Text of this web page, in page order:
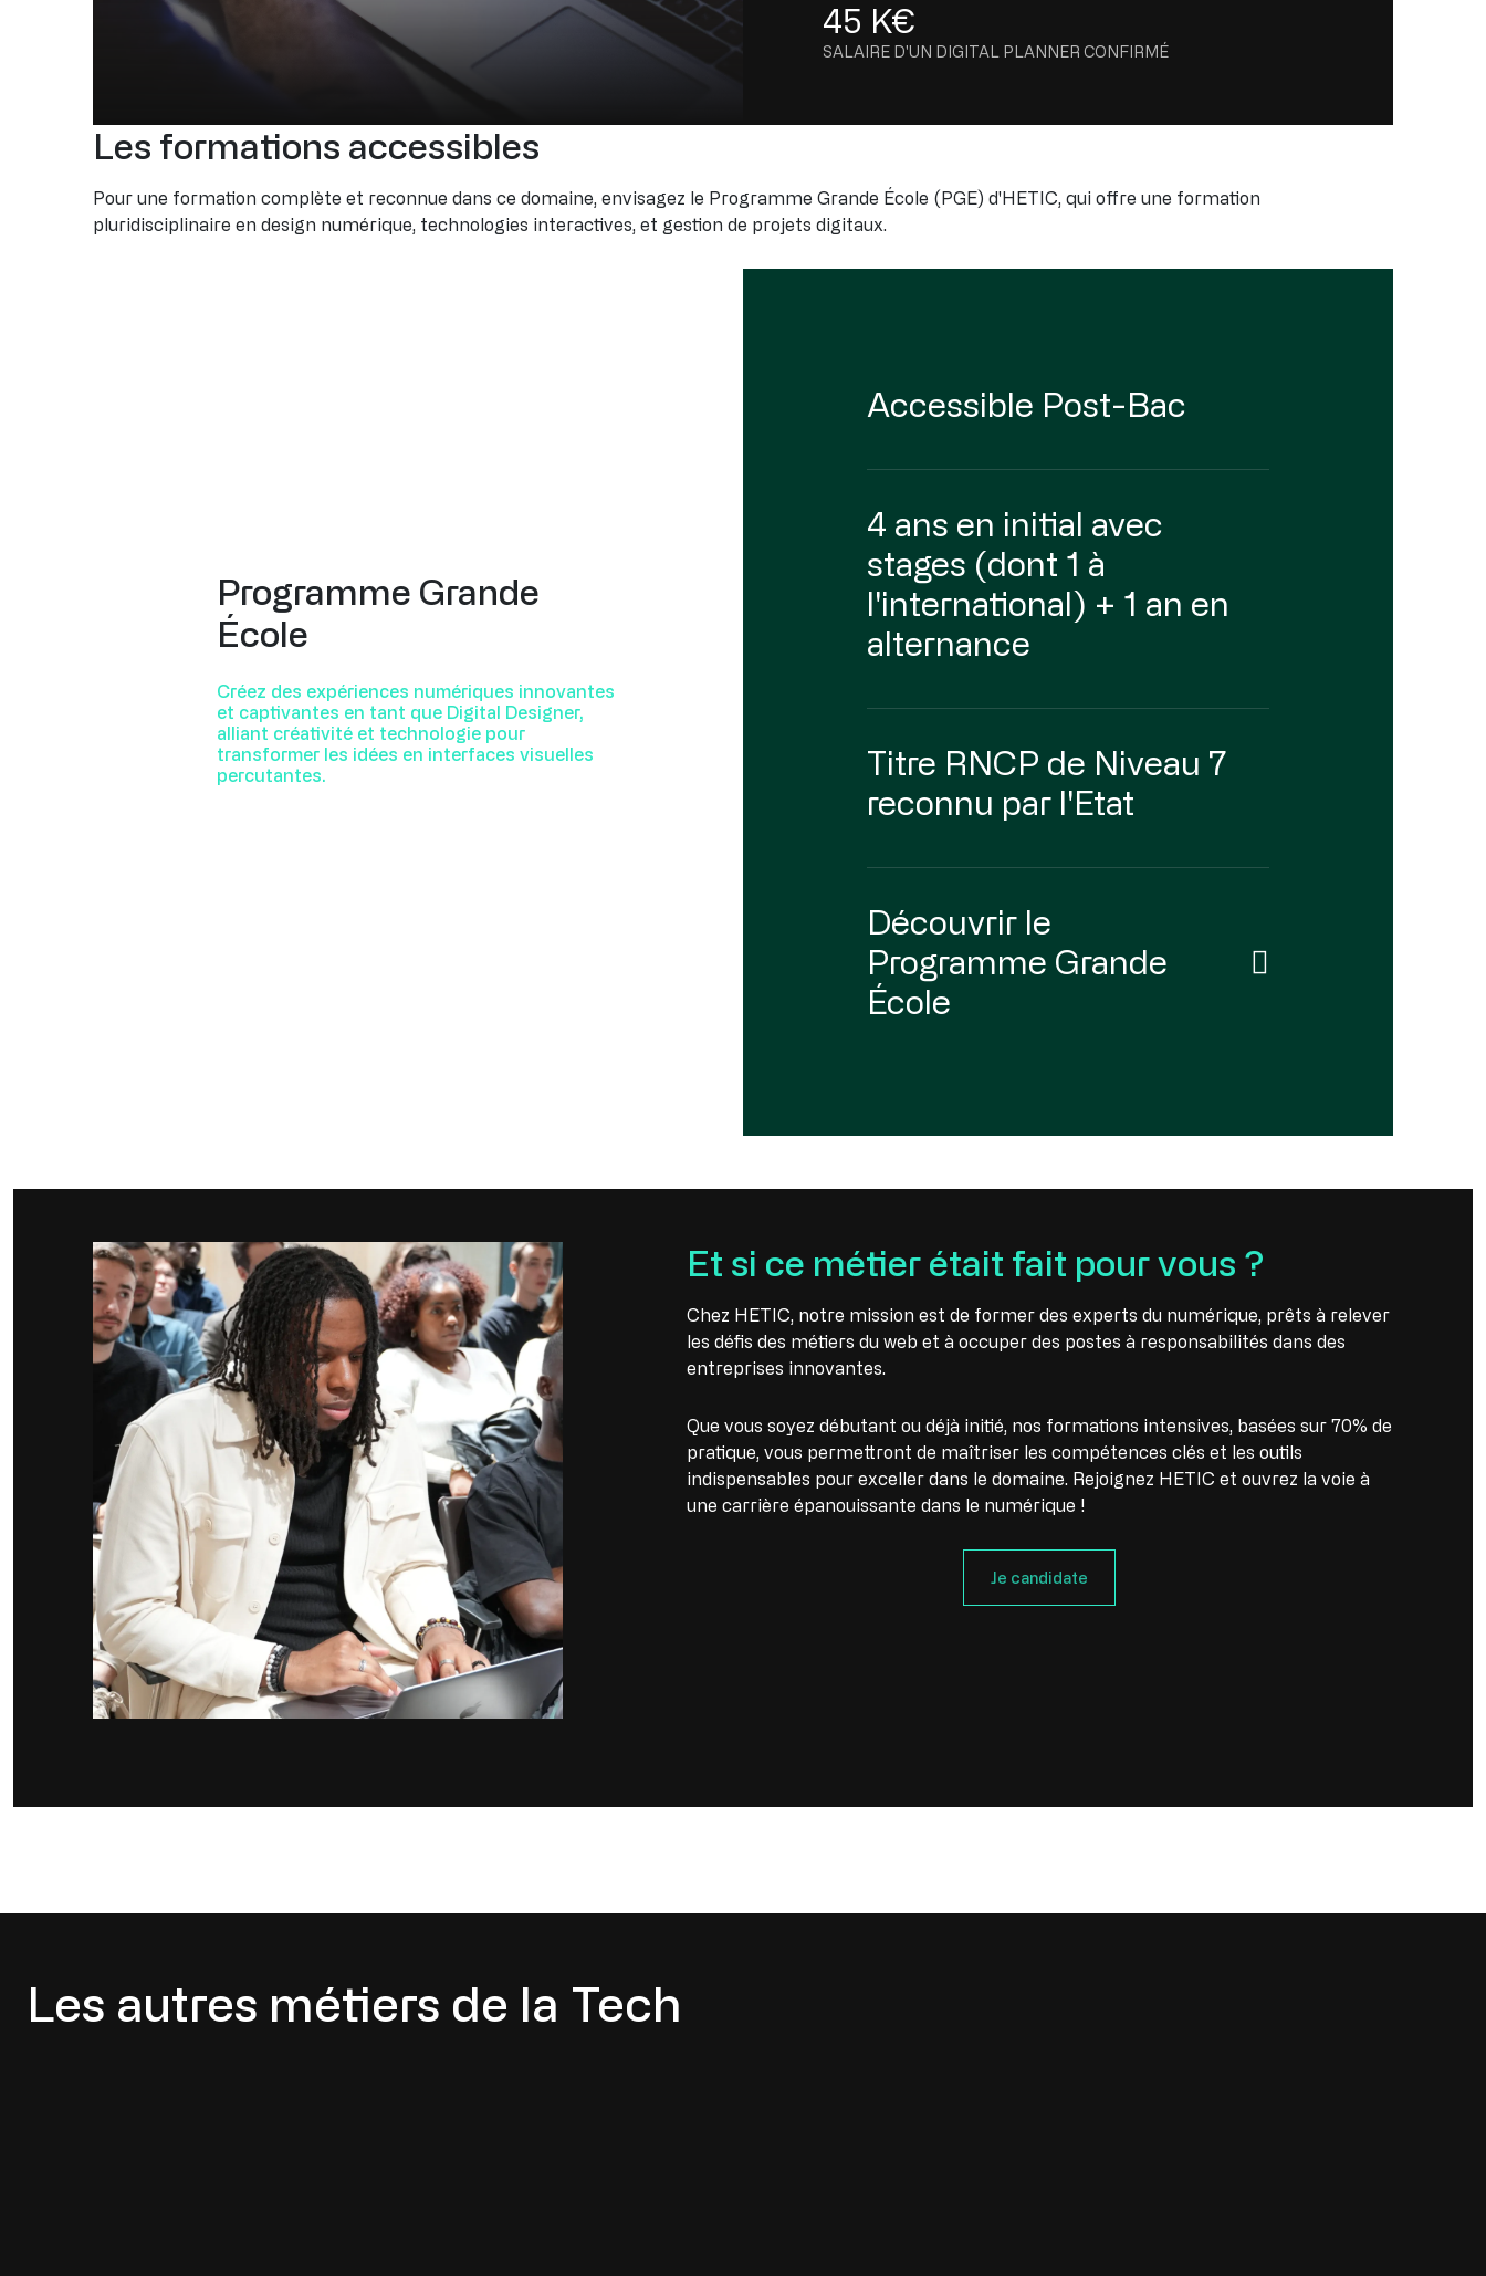
Le salaire d'un Digital Designer
45 K€
SALAIRE D'UN DIGITAL PLANNER CONFIRMÉ
Les formations accessibles
Pour une formation complète et reconnue dans ce domaine, envisagez le Programme Grande École (PGE) d'HETIC, qui offre une formation
pluridisciplinaire en design numérique, technologies interactives, et gestion de projets digitaux.
Programme Grande
École
Créez des expériences numériques innovantes
et captivantes en tant que Digital Designer,
alliant créativité et technologie pour
transformer les idées en interfaces visuelles
percutantes.
Accessible Post-Bac
4 ans en initial avec
stages (dont 1 à
l'international) + 1 an en
alternance
Titre RNCP de Niveau 7
reconnu par l'Etat
Découvrir le
Programme Grande
École
Et si ce métier était fait pour vous ?
Chez HETIC, notre mission est de former des experts du numérique, prêts à relever
les défis des métiers du web et à occuper des postes à responsabilités dans des
entreprises innovantes.
Que vous soyez débutant ou déjà initié, nos formations intensives, basées sur 70% de
pratique, vous permettront de maîtriser les compétences clés et les outils
indispensables pour exceller dans le domaine. Rejoignez HETIC et ouvrez la voie à
une carrière épanouissante dans le numérique !
Je candidate
Les autres métiers de la Tech